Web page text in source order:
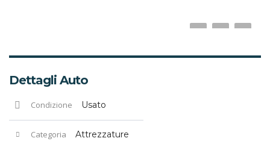
Dettagli Auto
Condizione Usato
Categoria Attrezzature